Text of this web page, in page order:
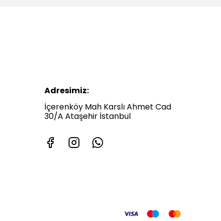
Adresimiz:
İçerenköy Mah Karslı Ahmet Cad
30/A Ataşehir İstanbul